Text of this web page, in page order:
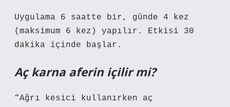
Uygulama 6 saatte bir, günde 4 kez
(maksimum 6 kez) yapılır. Etkisi 30
dakika içinde başlar.
Aç karna aferin içilir mi?
“Ağrı kesici kullanırken aç